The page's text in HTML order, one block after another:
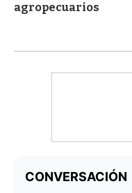
agropecuarios